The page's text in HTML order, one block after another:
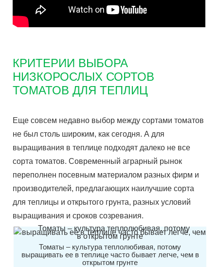
КРИТЕРИИ ВЫБОРА
НИЗКОРОСЛЫХ СОРТОВ
ТОМАТОВ ДЛЯ ТЕПЛИЦ
Еще совсем недавно выбор между сортами томатов
не был столь широким, как сегодня. А для
выращивания в теплице подходят далеко не все
сорта томатов. Современный аграрный рынок
переполнен посевным материалом разных фирм и
производителей, предлагающих наилучшие сорта
для теплицы и открытого грунта, разных условий
выращивания и сроков созревания.
Томаты – культура теплолюбивая, потому
выращивать ее в теплице часто бывает легче, чем в
открытом грунте